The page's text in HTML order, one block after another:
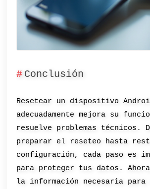
Conclusión
Resetear un dispositivo
adecuadamente mejora su
resuelve problemas técnicos.
preparar el reseteo hasta
configuración, cada paso es
para proteger tus datos.
la información necesaria para